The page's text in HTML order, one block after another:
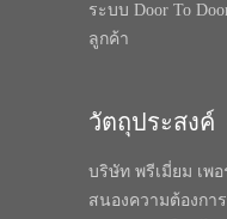
ระบบ Door To
ลูกค้า
วัตถุประสงค์
บริษัท พรีเมี่ยม เพ
สนองความต้องกา